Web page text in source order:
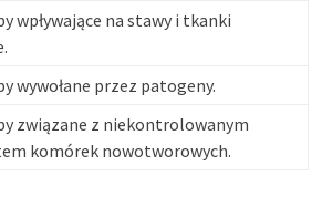
wpływające na stawy i tkanki
wywołane przez patogeny.
związane z niekontrolowanym
komórek nowotworowych.